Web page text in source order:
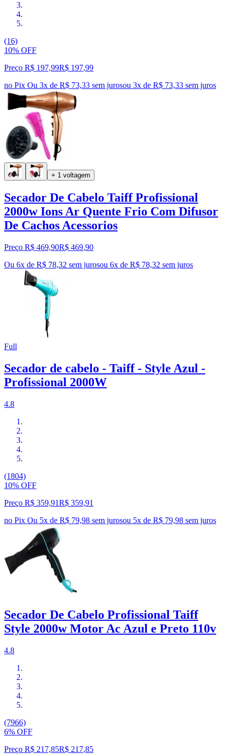
(16)
10% OFF
Preço R$ 197,99R$ 197,99
no Pix Ou 3x de R$ 73,33 sem jurosou 3x de R$ 73,33 sem juros
+ 1 voltagem
Secador De Cabelo Taiff Profissional
2000w Ions Ar Quente Frio Com Difusor
De Cachos Acessorios
Preço R$ 469,90R$ 469,90
Ou 6x de R$ 78,32 sem jurosou 6x de R$ 78,32 sem juros
Full
Secador de cabelo - Taiff - Style Azul -
Profissional 2000W
4.8
(1804)
10% OFF
Preço R$ 359,91R$ 359,91
no Pix Ou 5x de R$ 79,98 sem jurosou 5x de R$ 79,98 sem juros
Secador De Cabelo Profissional Taiff
Style 2000w Motor Ac Azul e Preto 110v
4.8
(7966)
6% OFF
Preço R$ 217,85R$ 217,85